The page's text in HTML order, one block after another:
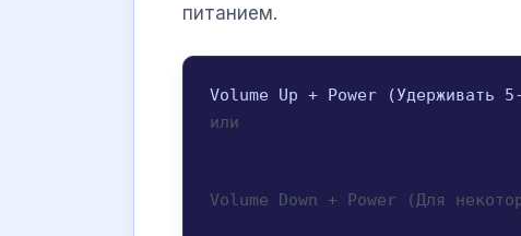
питанием.
или
Volume Down + Power (Для